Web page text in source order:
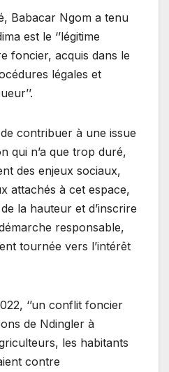
Babacar Ngom a tenu
est le ‘’légitime
foncier, acquis dans le
légales et
contribuer à une issue
qui n’a que trop duré,
des enjeux sociaux,
attachés à cet espace,
la hauteur et d’inscrire
responsable,
tournée vers l’intérêt
‘’un conflit foncier
de Ndingler à
les habitants
contre